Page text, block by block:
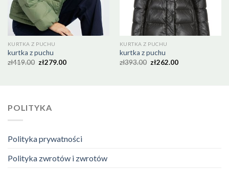
KURTKA Z PUCHU
kurtka z puchu
zł419.00 zł279.00
KURTKA Z PUCHU
kurtka z puchu
zł393.00 zł262.00
POLITYKA
Polityka prywatności
Polityka zwrotów i zwrotów